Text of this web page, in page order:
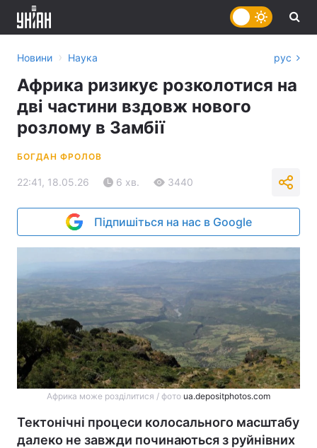
Новини › Наука рус
Африка ризикує розколотися на
дві частини вздовж нового
розлому в Замбії
БОГДАН ФРОЛОВ
22:41, 18.05.26 6 хв. 3440
Підпишіться на нас в Google
Африка може розділитися / фото ua.depositphotos.com
Тектонічні процеси колосального масштабу
далеко не завжди починаються з руйнівних